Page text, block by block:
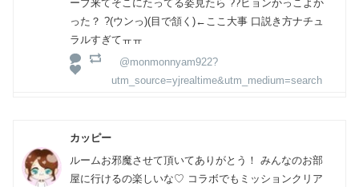
ーブ来てそこにたってる姿見たら ??ヒョンかっこよか
った？ ?(ウンっ)(目で頷く)←ここ大事 口説き方ナチュ
ラルすぎてㅠㅠ
@monmonnyam922?
utm_source=yjrealtime&utm_medium=search
カッピー
ルームお邪魔させて頂いてありがとう！ みんなのお部
屋に行けるの楽しいな♡ コラボでもミッションクリア